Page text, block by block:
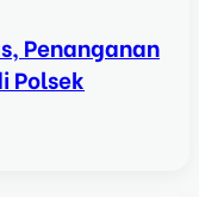
Penanganan
Polsek